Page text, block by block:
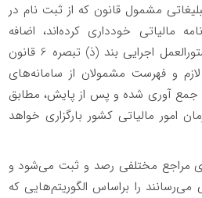
مشمول قانون که از ثبت نام در
مالیاتی خودداری کرده‌اند، اضافه
می‌کند: به استناد ماده 4 دستورالعمل اجرایی بند (ذ) تبصره 6 قانون
اطلاعات لازم و فهرست مشمولان از سامانه‌های
جمع آوری شده و پس از پایش، مطابق
امور مالیاتی کشور بارگزاری خواهد
مراجع مختلفی رصد و ثبت می‌شود و
را براساس الگوریتم‌هایی که